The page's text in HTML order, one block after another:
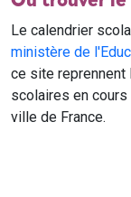
Le calendrier
ministère de
ce site
scolaires en cours
ville de France.